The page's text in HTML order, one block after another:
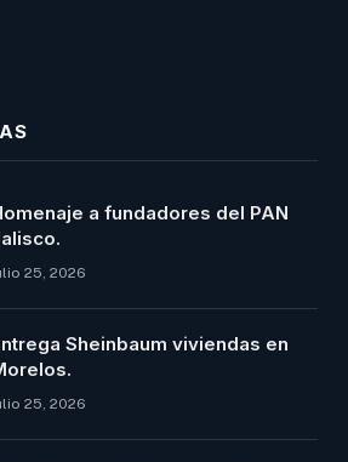
a fundadores del PAN
25, 2026
Sheinbaum viviendas en
25, 2026